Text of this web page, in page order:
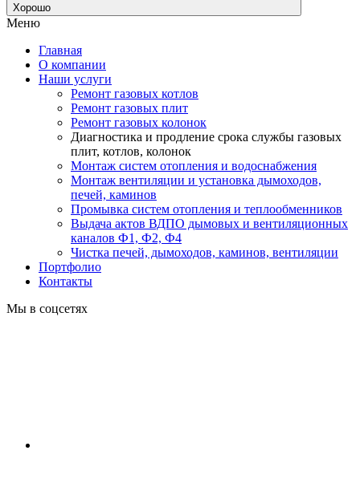
Хорошо
Меню
Главная
О компании
Наши услуги
Ремонт газовых котлов
Ремонт газовых плит
Ремонт газовых колонок
Диагностика и продление срока службы газовых
плит, котлов, колонок
Монтаж систем отопления и водоснабжения
Монтаж вентиляции и установка дымоходов,
печей, каминов
Промывка систем отопления и теплообменников
Выдача актов ВДПО дымовых и вентиляционных
каналов Ф1, Ф2, Ф4
Чистка печей, дымоходов, каминов, вентиляции
Портфолио
Контакты
Мы в соцсетях